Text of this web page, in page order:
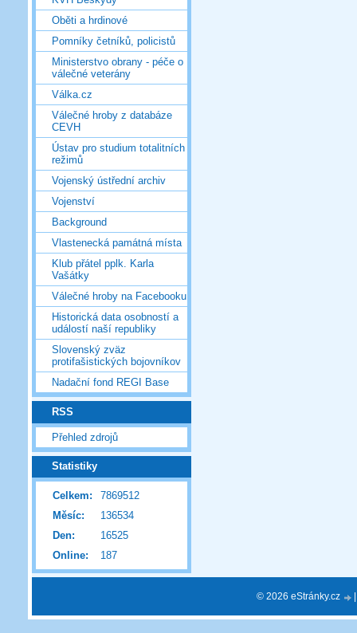
Oběti a hrdinové
Pomníky četníků, policistů
Ministerstvo obrany - péče o
válečné veterány
Válka.cz
Válečné hroby z databáze
CEVH
Ústav pro studium totalitních
režimů
Vojenský ústřední archiv
Vojenství
Background
Vlastenecká památná místa
Klub přátel pplk. Karla
Vašátky
Válečné hroby na Facebooku
Historická data osobností a
událostí naší republiky
Slovenský zväz
protifašistických bojovníkov
Nadační fond REGI Base
RSS
Přehled zdrojů
Statistiky
Online: 187
Celkem:
7869512
Měsíc:
136534
Den:
16525
© 2026 eStránky.cz